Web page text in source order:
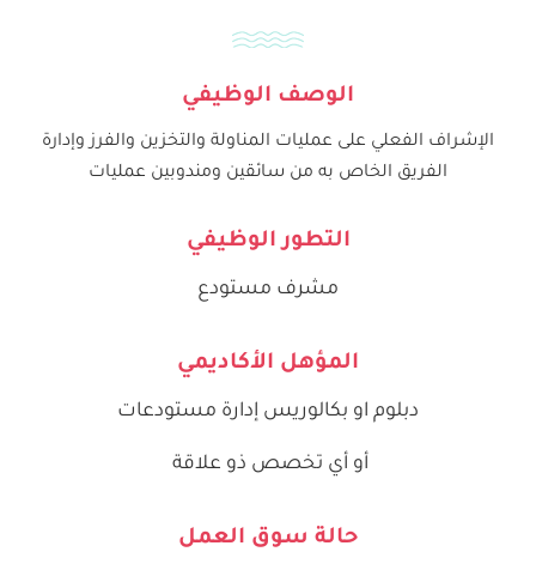
الوصف الوظيفي
الإشراف الفعلي على عمليات المناولة والتخزين والفرز وإدارة
الفريق الخاص به من سائقين ومندوبين عمليات
التطور الوظيفي
مشرف مستودع
المؤهل الأكاديمي
دبلوم او بكالوريس إدارة مستودعات
أو أي تخصص ذو علاقة
حالة سوق العمل